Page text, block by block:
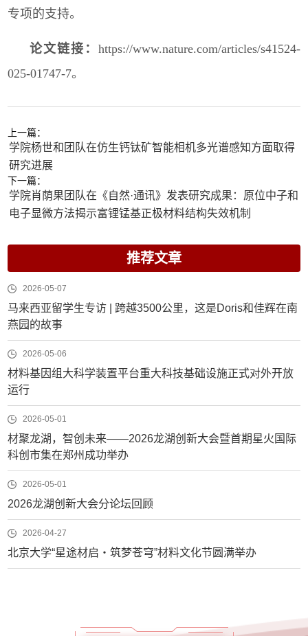
专项的支持。
论文链接： https://www.nature.com/articles/s41524-
025-01747-7。
上一篇：
学院杨世和团队在仿生钙钛矿智能相机多光谱感知方面取得
研究进展
下一篇：
学院肖荫果团队在《自然·通讯》发表研究成果：原位中子和
电子显微方法揭示富锂锰基正极材料结构失效机制
推荐文章
2026-05-07
马来西亚留学生专访 | 跨越3500公里，这是Doris和佳辉在南
燕园的故事
2026-05-06
材料基因组大科学装置平台重大科技基础设施正式对外开放
运行
2026-05-01
材聚龙湖，智创未来——2026龙湖创新大会暨首期星火国际
科创市集在郑州成功举办
2026-05-01
2026龙湖创新大会分论坛回顾
2026-04-27
北京大学“星途材启・筑梦苍穹”材料文化节圆满举办